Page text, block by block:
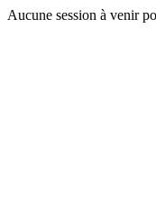
Aucune session à venir